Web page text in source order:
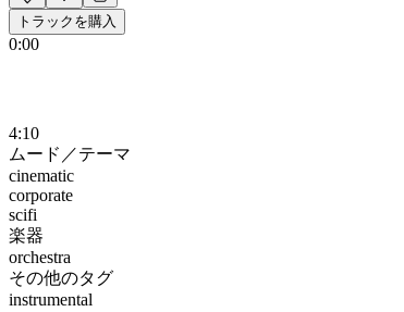
トラックを購入
0:00
4:10
ムード／テーマ
cinematic
corporate
scifi
楽器
orchestra
その他のタグ
instrumental